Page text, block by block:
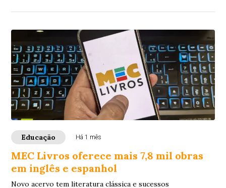
Educação Há 1 mês
MEC Livros oferece mais 7,8 mil obras
em inglês e espanhol
Novo acervo tem literatura clássica e sucessos